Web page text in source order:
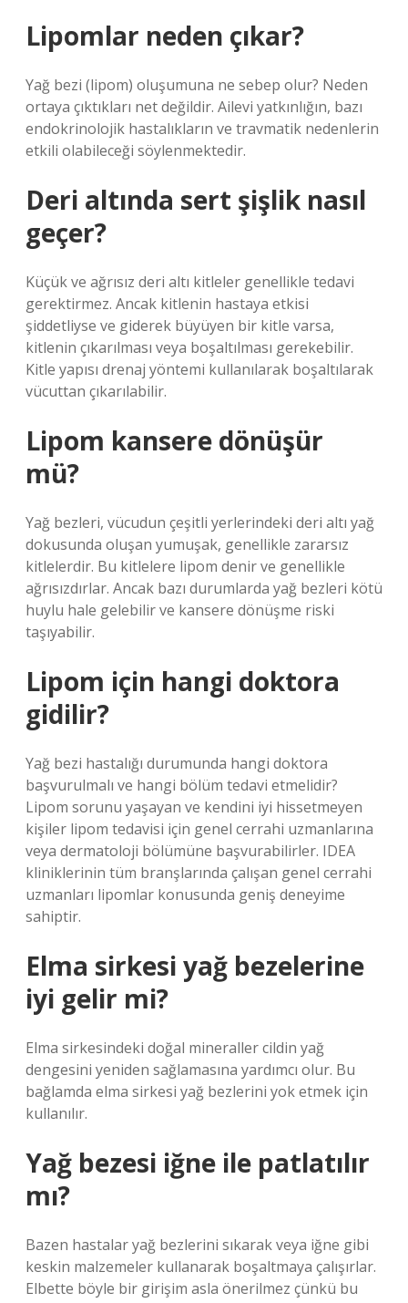
Lipomlar neden çıkar?
Yağ bezi (lipom) oluşumuna ne sebep olur? Neden
ortaya çıktıkları net değildir. Ailevi yatkınlığın, bazı
endokrinolojik hastalıkların ve travmatik nedenlerin
etkili olabileceği söylenmektedir.
Deri altında sert şişlik nasıl
geçer?
Küçük ve ağrısız deri altı kitleler genellikle tedavi
gerektirmez. Ancak kitlenin hastaya etkisi
şiddetliyse ve giderek büyüyen bir kitle varsa,
kitlenin çıkarılması veya boşaltılması gerekebilir.
Kitle yapısı drenaj yöntemi kullanılarak boşaltılarak
vücuttan çıkarılabilir.
Lipom kansere dönüşür
mü?
Yağ bezleri, vücudun çeşitli yerlerindeki deri altı yağ
dokusunda oluşan yumuşak, genellikle zararsız
kitlelerdir. Bu kitlelere lipom denir ve genellikle
ağrısızdırlar. Ancak bazı durumlarda yağ bezleri kötü
huylu hale gelebilir ve kansere dönüşme riski
taşıyabilir.
Lipom için hangi doktora
gidilir?
Yağ bezi hastalığı durumunda hangi doktora
başvurulmalı ve hangi bölüm tedavi etmelidir?
Lipom sorunu yaşayan ve kendini iyi hissetmeyen
kişiler lipom tedavisi için genel cerrahi uzmanlarına
veya dermatoloji bölümüne başvurabilirler. IDEA
kliniklerinin tüm branşlarında çalışan genel cerrahi
uzmanları lipomlar konusunda geniş deneyime
sahiptir.
Elma sirkesi yağ bezelerine
iyi gelir mi?
Elma sirkesindeki doğal mineraller cildin yağ
dengesini yeniden sağlamasına yardımcı olur. Bu
bağlamda elma sirkesi yağ bezlerini yok etmek için
kullanılır.
Yağ bezesi iğne ile patlatılır
mı?
Bazen hastalar yağ bezlerini sıkarak veya iğne gibi
keskin malzemeler kullanarak boşaltmaya çalışırlar.
Elbette böyle bir girişim asla önerilmez çünkü bu